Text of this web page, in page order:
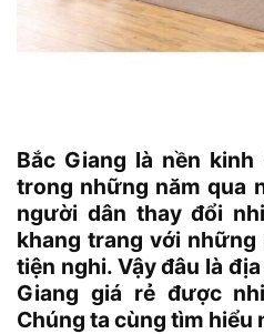
Bắc Giang là nền
trong những năm qua
người dân thay đổi
khang trang với
tiện nghi. Vậy đâu là
Giang giá rẻ được
Chúng ta cùng tìm hiểu